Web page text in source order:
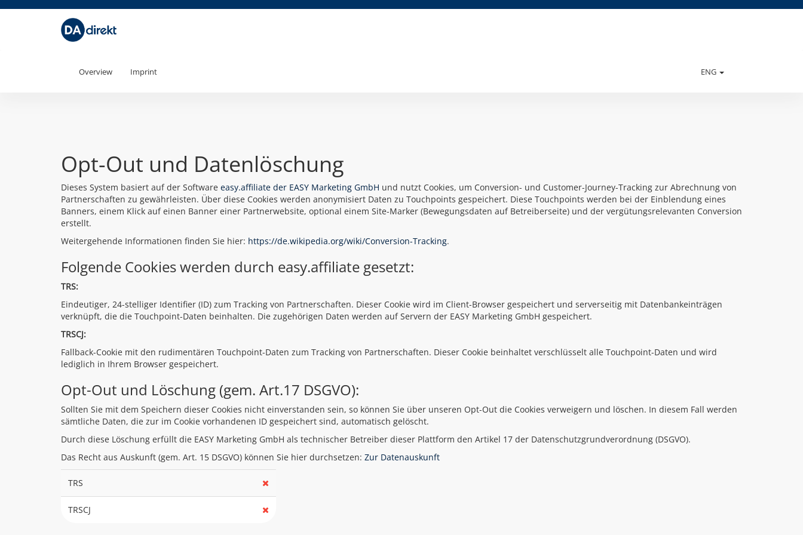
Overview Imprint ENG
Opt-Out und Datenlöschung
Dieses System basiert auf der Software easy.affiliate der EASY Marketing GmbH und nutzt Cookies, um Conversion- und Customer-Journey-Tracking zur Abrechnung von
Partnerschaften zu gewährleisten. Über diese Cookies werden anonymisiert Daten zu Touchpoints gespeichert. Diese Touchpoints werden bei der Einblendung eines
Banners, einem Klick auf einen Banner einer Partnerwebsite, optional einem Site-Marker (Bewegungsdaten auf Betreiberseite) und der vergütungsrelevanten Conversion
erstellt.
Weitergehende Informationen finden Sie hier: https://de.wikipedia.org/wiki/Conversion-Tracking.
Folgende Cookies werden durch easy.affiliate gesetzt:
TRS:
Eindeutiger, 24-stelliger Identifier (ID) zum Tracking von Partnerschaften. Dieser Cookie wird im Client-Browser gespeichert und serverseitig mit Datenbankeinträgen
verknüpft, die die Touchpoint-Daten beinhalten. Die zugehörigen Daten werden auf Servern der EASY Marketing GmbH gespeichert.
TRSCJ:
Fallback-Cookie mit den rudimentären Touchpoint-Daten zum Tracking von Partnerschaften. Dieser Cookie beinhaltet verschlüsselt alle Touchpoint-Daten und wird
lediglich in Ihrem Browser gespeichert.
Opt-Out und Löschung (gem. Art.17 DSGVO):
Sollten Sie mit dem Speichern dieser Cookies nicht einverstanden sein, so können Sie über unseren Opt-Out die Cookies verweigern und löschen. In diesem Fall werden
sämtliche Daten, die zur im Cookie vorhandenen ID gespeichert sind, automatisch gelöscht.
Durch diese Löschung erfüllt die EASY Marketing GmbH als technischer Betreiber dieser Plattform den Artikel 17 der Datenschutzgrundverordnung (DSGVO).
Das Recht aus Auskunft (gem. Art. 15 DSGVO) können Sie hier durchsetzen: Zur Datenauskunft
TRS
TRSCJ